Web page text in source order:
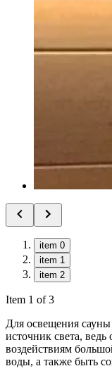
item 0
item 1
item 2
Item 1 of 3
Для освещения
источник света,
воздействиям
воды, а также быть